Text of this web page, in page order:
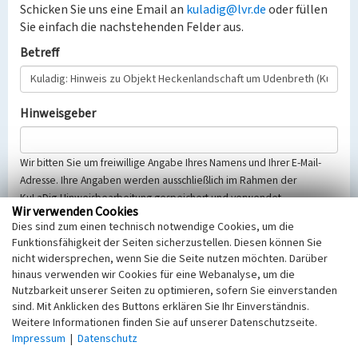
Schicken Sie uns eine Email an kuladig@lvr.deoder füllen
Sie einfach die nachstehenden Felder aus.
Betreff
Hinweisgeber
Wir bitten Sie um freiwillige Angabe Ihres Namens und Ihrer E-Mail-
Adresse. Ihre Angaben werden ausschließlich im Rahmen der
KuLaDig-Hinweisbearbeitung gespeichert und verwendet.
Selbstverständlich werden diese entsprechend der Vorschriften des
Telemediengesetzes, des Datenschutzgesetzes NRW und der seit
dem 25.05.2018 gültigen Europäischen Datenschutzgrundverordnung
(EU-DSGVO) vertraulich behandelt, beachten Sie bitte unsere
Hinweise zumDatenschutz
Nachricht
Wir verwenden Cookies
Dies sind zum einen technisch notwendige Cookies, um die
Funktionsfähigkeit der Seiten sicherzustellen. Diesen können Sie
nicht widersprechen, wenn Sie die Seite nutzen möchten. Darüber
hinaus verwenden wir Cookies für eine Webanalyse, um die
Nutzbarkeit unserer Seiten zu optimieren, sofern Sie einverstanden
sind. Mit Anklicken des Buttons erklären Sie Ihr Einverständnis.
Weitere Informationen finden Sie auf unserer Datenschutzseite.
Impressum | Datenschutz